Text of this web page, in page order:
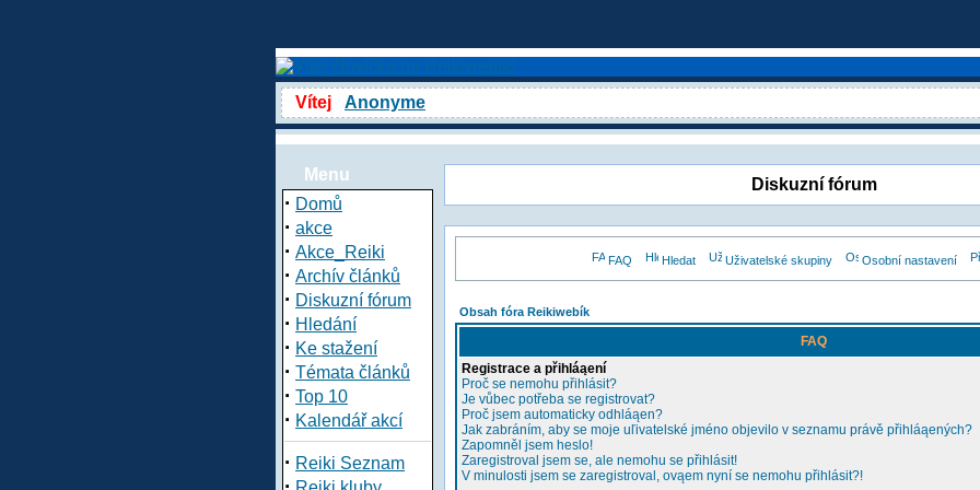
Vítej Anonyme
Menu
· Domů
· akce
· Akce_Reiki
· Archív článků
· Diskuzní fórum
· Hledání
· Ke stažení
· Témata článků
· Top 10
· Kalendář akcí
· Reiki Seznam
Diskuzní fórum
FAQ Hledat Uživatelské skupiny Osobní nastavení
Obsah fóra Reikiwebík
FAQ
Registrace a přihláąení
Proč se nemohu přihlásit?
Je vůbec potřeba se registrovat?
Proč jsem automaticky odhláąen?
Jak zabráním, aby se moje uľivatelské jméno objevilo v seznamu právě přihláąených?
Zapomněl jsem heslo!
Zaregistroval jsem se, ale nemohu se přihlásit!
V minulosti jsem se zaregistroval, ovąem nyní se nemohu přihlásit?!